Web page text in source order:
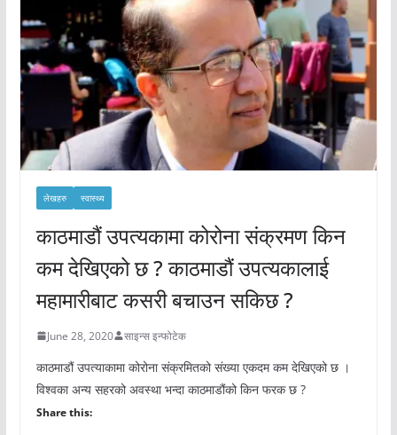
लेखहरु स्वास्थ्य
काठमाडौं उपत्यकामा कोरोना संक्रमण किन
कम देखिएको छ ? काठमाडौं उपत्यकालाई
महामारीबाट कसरी बचाउन सकिछ ?
June 28, 2020 साइन्स इन्फोटेक
काठमाडौं उपत्याकामा कोरोना संक्रमितको संख्या एकदम कम देखिएको छ ।
विश्वका अन्य सहरको अवस्था भन्दा काठमाडौंको किन फरक छ ?
Share this: